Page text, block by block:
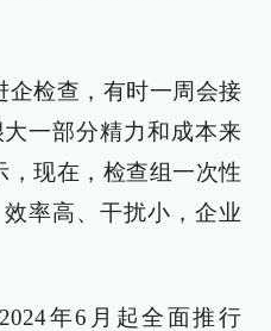
企检查，有时一周会接
一部分精力和成本来
，现在，检查组一次性
率高、干扰小，企业
年6月起全面推行